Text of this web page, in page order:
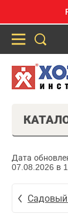
Дата
07.08.2026 в
Садовый